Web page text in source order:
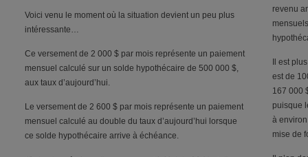
Voici venu le moment où la situation devient un peu plus
intéressante…
Ce versement de 2 000 $ par mois représente un paiement
mensuel calculé sur un solde hypothécaire de 500 000 $,
aux taux d’aujourd’hui.
Le versement de 2 600 $ par mois représente un paiement
mensuel calculé au double du taux d’aujourd’hui lorsque
ce solde hypothécaire arrive à échéance.
revenu
Il est
est de
167 000
puisque
à
mise de